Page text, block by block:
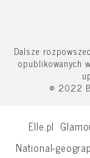
Dalsze
opublikowanych
© 2022
Elle.pl
National-